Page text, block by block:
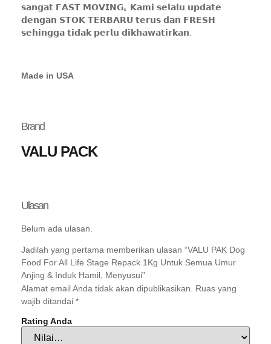
𝘀𝗮𝗻𝗴𝗮𝘁 𝗙𝗔𝗦𝗧 𝗠𝗢𝗩𝗜𝗡𝗚｡ 𝗞𝗮𝗺𝗶 𝘀𝗲𝗹𝗮𝗹𝘂 𝘂𝗽𝗱𝗮𝘁𝗲
𝗱𝗲𝗻𝗴𝗮𝗻 𝗦𝗧𝗢𝗞 𝗧𝗘𝗥𝗕𝗔𝗥𝗨 𝘁𝗲𝗿𝘂𝘀 𝗱𝗮𝗻 𝗙𝗥𝗘𝗦𝗛
𝘀𝗲𝗵𝗶𝗻𝗴𝗴𝗮 𝘁𝗶𝗱𝗮𝗸 𝗽𝗲𝗿𝗹𝘂 𝗱𝗶𝗸𝗵𝗮𝘄𝗮𝘁𝗶𝗿𝗸𝗮𝗻.
Made in USA
Brand
VALU PACK
Ulasan
Belum ada ulasan.
Jadilah yang pertama memberikan ulasan “VALU PAK Dog
Food For All Life Stage Repack 1Kg Untuk Semua Umur
Anjing & Induk Hamil, Menyusui”
Alamat email Anda tidak akan dipublikasikan. Ruas yang
wajib ditandai *
Rating Anda